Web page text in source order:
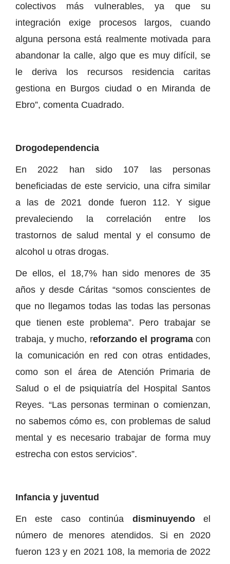
colectivos más vulnerables, ya que su
integración exige procesos largos, cuando
alguna persona está realmente motivada para
abandonar la calle, algo que es muy difícil, se
le deriva los recursos residencia caritas
gestiona en Burgos ciudad o en Miranda de
Ebro”, comenta Cuadrado.
Drogodependencia
En 2022 han sido 107 las personas
beneficiadas de este servicio, una cifra similar
a las de 2021 donde fueron 112. Y sigue
prevaleciendo la correlación entre los
trastornos de salud mental y el consumo de
alcohol u otras drogas.
De ellos, el 18,7% han sido menores de 35
años y desde Cáritas “somos conscientes de
que no llegamos todas las todas las personas
que tienen este problema”. Pero trabajar se
trabaja, y mucho, reforzando el programacon
la comunicación en red con otras entidades,
como son el área de Atención Primaria de
Salud o el de psiquiatría del Hospital Santos
Reyes. “Las personas terminan o comienzan,
no sabemos cómo es, con problemas de salud
mental y es necesario trabajar de forma muy
estrecha con estos servicios”.
Infancia y juventud
En este caso continúa disminuyendoel
número de menores atendidos. Si en 2020
fueron 123 y en 2021 108, la memoria de 2022